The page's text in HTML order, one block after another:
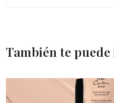
También te